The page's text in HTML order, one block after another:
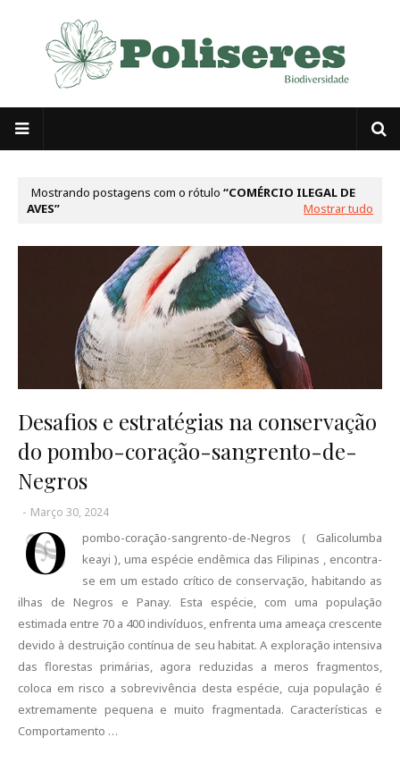
Mostrando postagens com o rótulo
COMÉRCIO ILEGAL DE
AVES
Mostrar tudo
Desafios e estratégias na conservação
do pombo-coração-sangrento-de-
Negros
- Março 30, 2024
O
pombo-coração-sangrento-de-Negros ( Galicolumba
keayi ), uma espécie endêmica das Filipinas , encontra-
se em um estado crítico de conservação, habitando as
ilhas de Negros e Panay. Esta espécie, com uma população
estimada entre 70 a 400 indivíduos, enfrenta uma ameaça crescente
devido à destruição contínua de seu habitat. A exploração intensiva
das florestas primárias, agora reduzidas a meros fragmentos,
coloca em risco a sobrevivência desta espécie, cuja população é
extremamente pequena e muito fragmentada. Características e
Comportamento …